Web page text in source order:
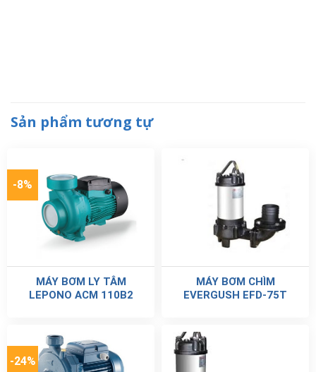
Sản phẩm tương tự
-8%
MÁY BƠM LY TÂM
LEPONO ACM 110B2
MÁY BƠM CHÌM
EVERGUSH EFD-75T
-24%